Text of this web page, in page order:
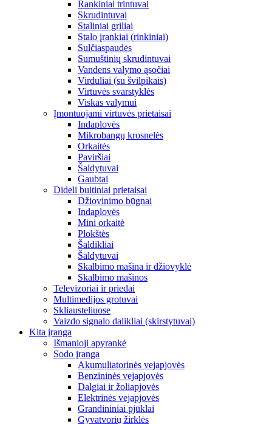
Rankiniai trintuvai
Skrudintuvai
Staliniai griliai
Stalo įrankiai (rinkiniai)
Sulčiaspaudės
Sumuštinių skrudintuvai
Vandens valymo ąsočiai
Virduliai (su švilpikais)
Virtuvės svarstyklės
Viskas valymui
Įmontuojami virtuvės prietaisai
Indaplovės
Mikrobangų krosnelės
Orkaitės
Paviršiai
Šaldytuvai
Gaubtai
Dideli buitiniai prietaisai
Džiovinimo būgnai
Indaplovės
Mini orkaitė
Plokštės
Šaldikliai
Šaldytuvai
Skalbimo mašina ir džiovyklė
Skalbimo mašinos
Televizoriai ir priedai
Multimedijos grotuvai
Skliausteliuose
Vaizdo signalo dalikliai (skirstytuvai)
Kita įranga
Išmanioji apyrankė
Sodo įranga
Akumuliatorinės vejapjovės
Benzininės vejapjovės
Dalgiai ir žoliapjovės
Elektrinės vejapjovės
Grandininiai pjūklai
Gyvatvorių žirklės